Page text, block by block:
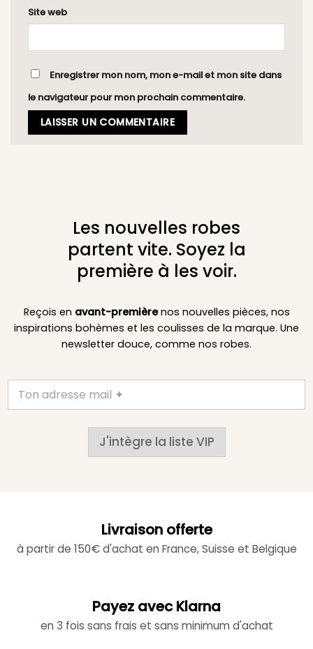
Site web
Enregistrer mon nom, mon e-mail et mon site dans
le navigateur pour mon prochain commentaire.
Les nouvelles robes
partent vite. Soyez la
première à les voir.
Reçois en avant-premièrenos nouvelles pièces, nos
inspirations bohèmes et les coulisses de la marque. Une
newsletter douce, comme nos robes.
J'intègre la liste VIP
Livraison offerte
à partir de 150€ d'achat en France, Suisse et Belgique
Payez avec Klarna
en 3 fois sans frais et sans minimum d'achat